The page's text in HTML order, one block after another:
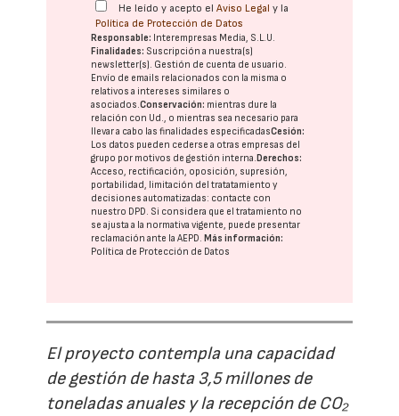
He leído y acepto elAviso Legal y la
Política de Protección de Datos
Responsable: Interempresas Media, S.L.U.
Finalidades: Suscripción a nuestra(s)
newsletter(s). Gestión de cuenta de usuario.
Envío de emails relacionados con la misma o
relativos a intereses similares o
asociados.Conservación: mientras dure la
relación con Ud., o mientras sea necesario para
llevar a cabo las finalidades especificadasCesión:
Los datos pueden cederse a otras empresas del
grupo por motivos de gestión interna.Derechos:
Acceso, rectificación, oposición, supresión,
portabilidad, limitación del tratatamiento y
decisiones automatizadas: contacte con
nuestro DPD. Si considera que el tratamiento no
se ajusta a la normativa vigente, puede presentar
reclamación ante laAEPD.Más información:
Política de Protección de Datos
El proyecto contempla una capacidad
de gestión de hasta 3,5 millones de
toneladas anuales y la recepción de CO₂